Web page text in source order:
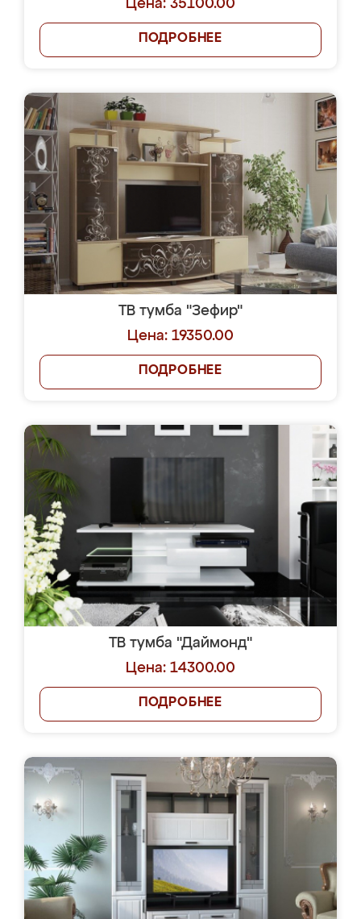
Цена: 35100.00
ПОДРОБНЕЕ
ТВ тумба "Зефир"
Цена: 19350.00
ПОДРОБНЕЕ
ТВ тумба "Даймонд"
Цена: 14300.00
ПОДРОБНЕЕ